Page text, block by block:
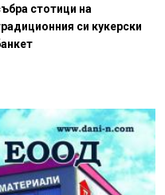
стотици на
си кукерски